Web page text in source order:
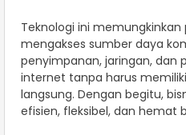
Teknologi ini
mengakses sumber daya
penyimpanan, jaringan, dan
internet tanpa harus
langsung. Dengan begitu,
efisien, fleksibel, dan hemat